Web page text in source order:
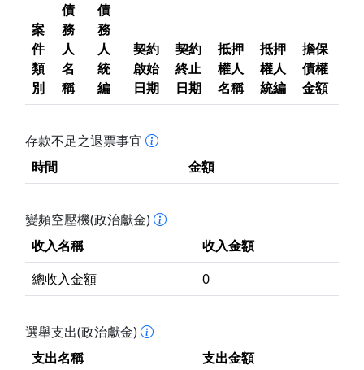
案
件
類
別
債
務
人
名
稱
債
務
人
統
編
契約
啟始
日期
契約
終止
日期
抵押
權人
名稱
抵押
權人
統編
擔保
債權
金額
存款不足之退票事宜
時間
金額
變頻空壓機(政治獻金)
收入名稱
收入金額
總收入金額
0
選舉支出(政治獻金)
支出名稱
支出金額